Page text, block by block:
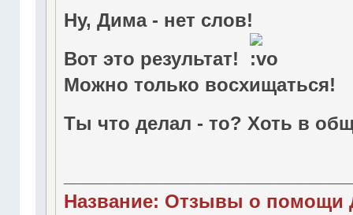
Ну, Дима - нет слов!
Вот это результат!
Можно только восхищаться!
Ты что делал - то? Хоть в
Название: Отзывы о помощи